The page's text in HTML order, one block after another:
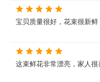
宝贝质量很好，花束很新
这束鲜花非常漂亮，家人